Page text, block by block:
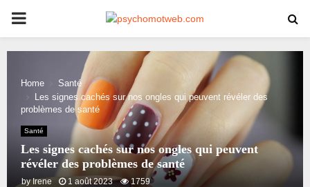
PRIMARY
MENU
Home
Santé
Les signes cachés sur nos ongles qui peuvent révéler des
problèmes de santé
Santé
Les signes cachés sur nos ongles qui peuvent
révéler des problèmes de santé
byIrene 1 août 2023 1759